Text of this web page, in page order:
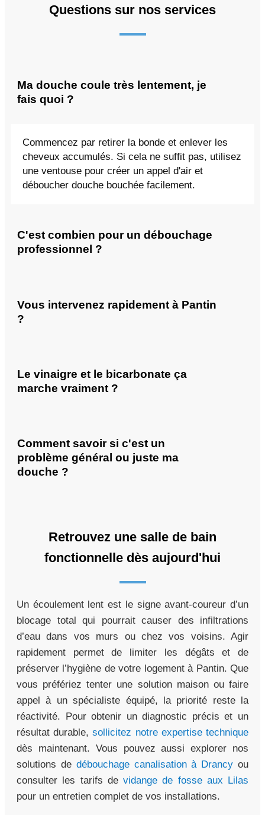
Questions sur nos services
Ma douche coule très lentement, je
fais quoi ?
Commencez par retirer la bonde et enlever les
cheveux accumulés. Si cela ne suffit pas, utilisez
une ventouse pour créer un appel d'air et
déboucher douche bouchée facilement.
C'est combien pour un débouchage
professionnel ?
Vous intervenez rapidement à Pantin
?
Le vinaigre et le bicarbonate ça
marche vraiment ?
Comment savoir si c'est un
problème général ou juste ma
douche ?
Retrouvez une salle de bain
fonctionnelle dès aujourd'hui
Un écoulement lent est le signe avant-coureur d’un
blocage total qui pourrait causer des infiltrations
d’eau dans vos murs ou chez vos voisins. Agir
rapidement permet de limiter les dégâts et de
préserver l’hygiène de votre logement à Pantin. Que
vous préfériez tenter une solution maison ou faire
appel à un spécialiste équipé, la priorité reste la
réactivité. Pour obtenir un diagnostic précis et un
résultat durable,sollicitez notre expertise technique
dès maintenant. Vous pouvez aussi explorer nos
solutions de débouchage canalisation à Drancy ou
consulter les tarifs de vidange de fosse aux Lilas
pour un entretien complet de vos installations.